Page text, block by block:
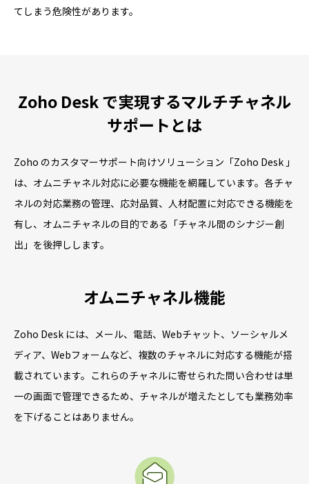
てしまう危険性があります。
Zoho Desk で実現するマルチチャネル
サポートとは
Zoho のカスタマーサポート向けソリューション「Zoho Desk 」
は、オムニチャネル対応に必要な機能を網羅しています。各チャ
ネルの対応業務の管理、応対品質、人材配置に対応できる機能を
有し、オムニチャネルの目的である「チャネル間のシナジー創
出」を後押しします。
オムニチャネル機能
Zoho Desk には、メール、電話、Webチャット、ソーシャルメ
ディア、Webフォームなど、複数のチャネルに対応する機能が搭
載されています。これらのチャネルに寄せられた問い合わせは単
一の画面で管理できるため、チャネルが増えたとしても業務効率
を下げることはありません。